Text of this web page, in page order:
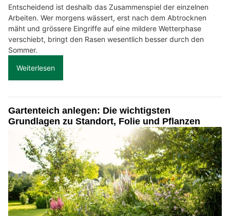
Entscheidend ist deshalb das Zusammenspiel der einzelnen
Arbeiten. Wer morgens wässert, erst nach dem Abtrocknen
mäht und grössere Eingriffe auf eine mildere Wetterphase
verschiebt, bringt den Rasen wesentlich besser durch den
Sommer.
Weiterlesen
Gartenteich anlegen: Die wichtigsten
Grundlagen zu Standort, Folie und Pflanzen